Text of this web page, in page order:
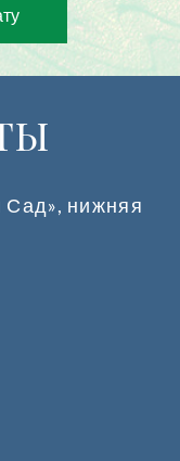
Сад», нижняя